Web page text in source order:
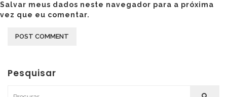
Salvar meus dados neste navegador para a próxima
vez que eu comentar.
Pesquisar